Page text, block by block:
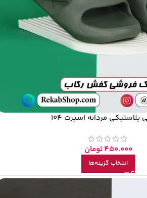
پلاستیکی مردانه اسپرت 104
450.000تومان
انتخاب گزینه‌ها